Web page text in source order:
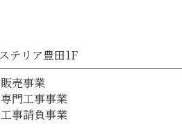
テリア豊田1F
売事業
門工事事業
事請負事業